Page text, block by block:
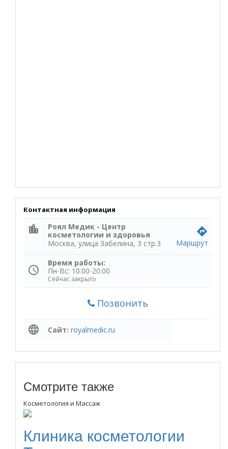
Контактная информация
location_city
Роял Медик - Центр
косметологии и здоровья
Москва, улица Забелина, 3 стр.3
directions
Маршрут
schedule
Время работы:
Пн-Вс: 10:00-20:00
Сейчас закрыто
Позвонить
language Сайт: royalmedic.ru
Смотрите также
Косметология и Массаж
Клиника косметологии